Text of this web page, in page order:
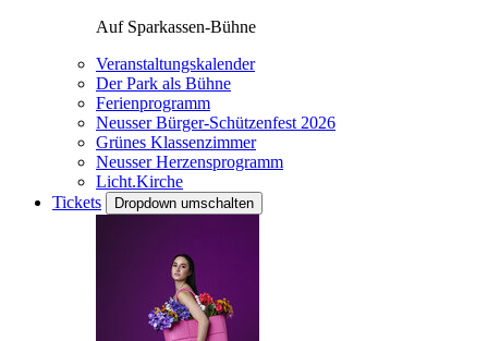
Auf Sparkassen-Bühne
Veranstaltungskalender
Der Park als Bühne
Ferienprogramm
Neusser Bürger-Schützenfest 2026
Grünes Klassenzimmer
Neusser Herzensprogramm
Licht.Kirche
Tickets
Dropdown umschalten